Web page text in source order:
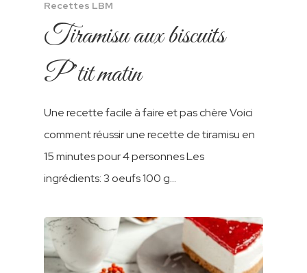
Recettes LBM
Tiramisu aux biscuits
P’tit matin
Une recette facile à faire et pas chère Voici
comment réussir une recette de tiramisu en
15 minutes pour 4 personnes Les
ingrédients: 3 oeufs 100 g…